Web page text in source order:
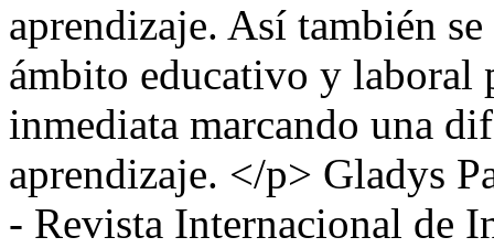
aprendizaje. Así también
ámbito educativo y laboral
inmediata marcando una
aprendizaje. </p> Gladys
- Revista Internacional de